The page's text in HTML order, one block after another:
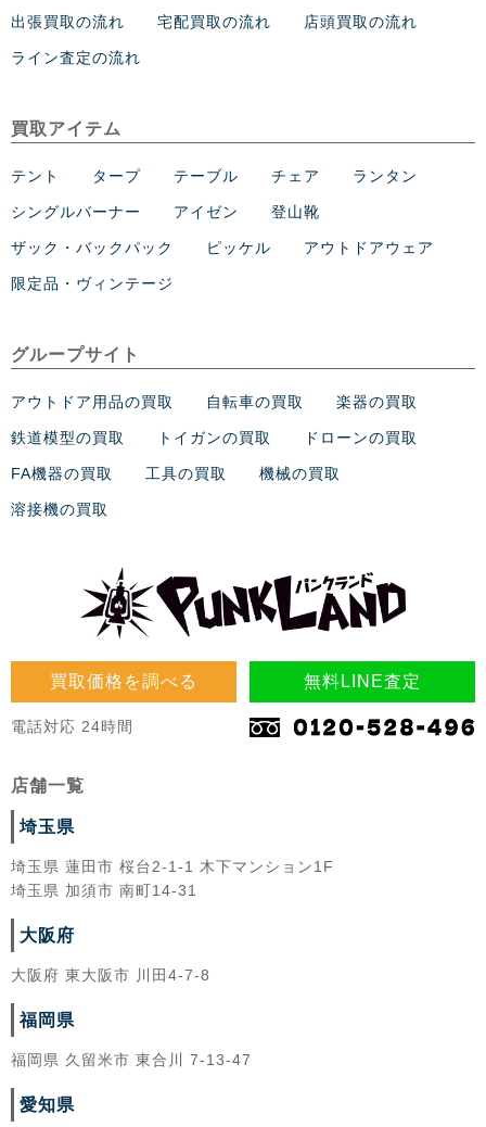
買取価格を調べる 無料LINE査定
電話対応 24時間
店舗一覧
埼玉県
埼玉県 蓮田市 桜台2-1-1 木下マンション1F
埼玉県 加須市 南町14-31
大阪府
大阪府 東大阪市 川田4-7-8
福岡県
福岡県 久留米市 東合川 7-13-47
愛知県
出張買取の流れ 宅配買取の流れ 店頭買取の流れ
ライン査定の流れ
買取アイテム
テント タープ テーブル チェア ランタン
シングルバーナー アイゼン 登山靴
ザック・バックパック ピッケル アウトドアウェア
限定品・ヴィンテージ
グループサイト
アウトドア用品の買取 自転車の買取 楽器の買取
鉄道模型の買取 トイガンの買取 ドローンの買取
FA機器の買取 工具の買取 機械の買取
溶接機の買取